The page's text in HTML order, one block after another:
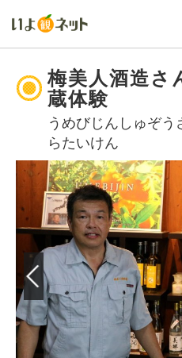
梅美人酒造さ
蔵体験
うめびじんしゅぞ
らたいけん